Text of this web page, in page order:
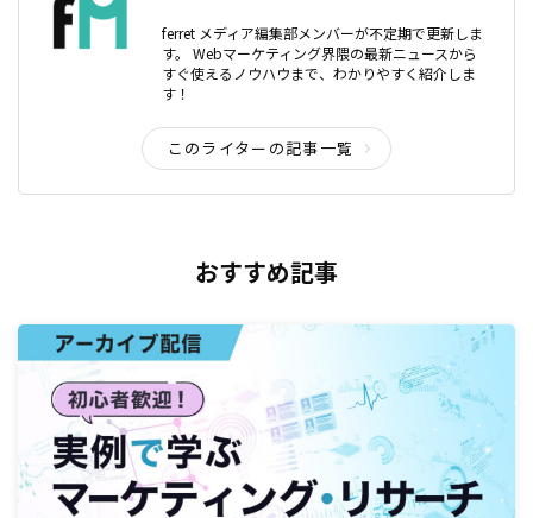
ferret メディア編集部メンバーが不定期で更新しま
す。 Webマーケティング界隈の最新ニュースから
すぐ使えるノウハウまで、わかりやすく紹介しま
す！
このライターの記事一覧
おすすめ記事